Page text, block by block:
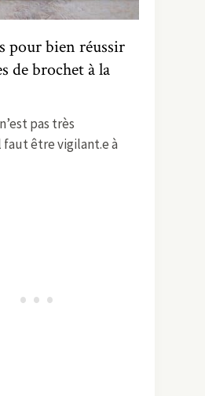
pour bien réussir
de brochet à la
pas très
être vigilant.e à